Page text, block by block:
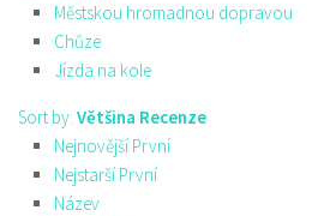
Městskou hromadnou dopravou
Chůze
Jízda na kole
Sort by: Většina Recenze
Nejnovější První
Nejstarší První
Název